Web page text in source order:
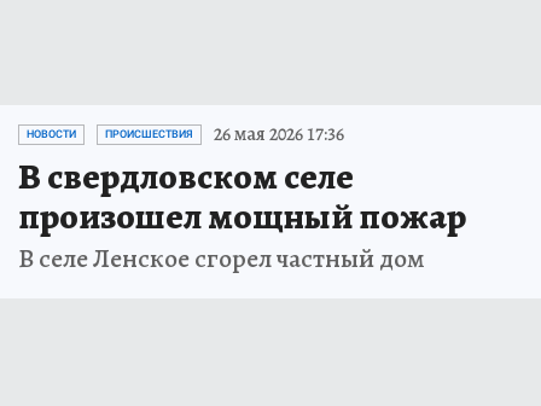
НОВОСТИ ПРОИСШЕСТВИЯ 26 мая 2026 17:36
В свердловском селе
произошел мощный пожар
В селе Ленское сгорел частный дом